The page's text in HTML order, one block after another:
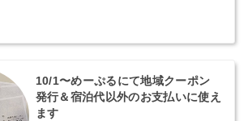
10/1〜めーぷるにて地域クーポン
発行＆宿泊代以外のお支払いに使え
ます